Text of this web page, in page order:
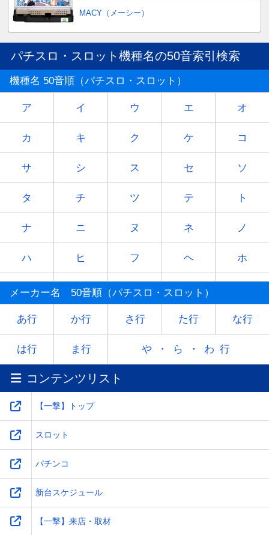
MACY（メーシー）
パチスロ・スロット機種名の50音索引検索
機種名 50音順（パチスロ・スロット）
ア イ ウ エ オ
カ キ ク ケ コ
サ シ ス セ ソ
タ チ ツ テ ト
ナ ニ ヌ ネ ノ
ハ ヒ フ ヘ ホ
マ ミ ム メ
ヤ - ユ - ヨ
ラ リ レ
ワ -
メーカー名 50音順（パチスロ・スロット）
あ行 か行 さ行 た行 な行
は行 ま行 や・ら・わ行
コンテンツリスト
【一撃】トップ
スロット
パチンコ
新台スケジュール
【一撃】来店・取材